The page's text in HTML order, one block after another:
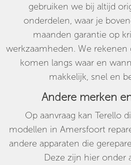
gebruiken we bij altijd
onderdelen, waar je
maanden garantie op
werkzaamheden. We
komen langs waar en
makkelijk, snel en
Andere merken
Op aanvraag kan Terello
modellen in Amersfoort
andere apparaten die
Deze zijn hier onder